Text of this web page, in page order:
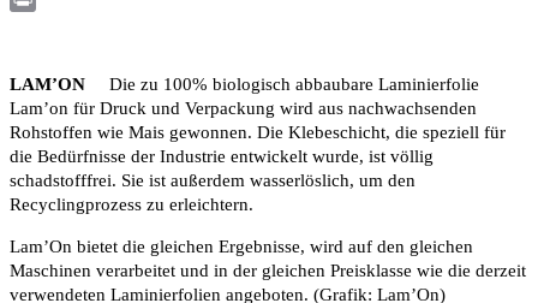
LAM’ON
Die zu 100% biologisch abbaubare Laminierfolie
Lam’on für Druck und Verpackung wird aus nachwachsenden
Rohstoffen wie Mais gewonnen. Die Klebeschicht, die speziell für
die Bedürfnisse der Industrie entwickelt wurde, ist völlig
schadstofffrei. Sie ist außerdem wasserlöslich, um den
Recyclingprozess zu erleichtern.
Lam’On bietet die gleichen Ergebnisse, wird auf den gleichen
Maschinen verarbeitet und in der gleichen Preisklasse wie die derzeit
verwendeten Laminierfolien angeboten. (Grafik: Lam’On)